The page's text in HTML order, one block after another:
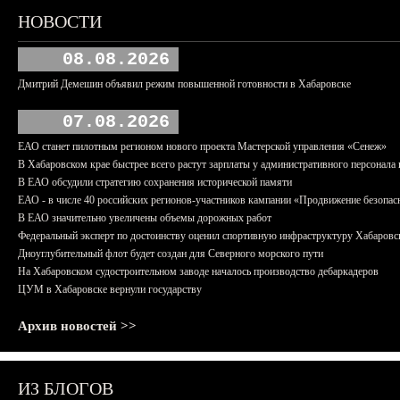
НОВОСТИ
08.08.2026
Дмитрий Демешин объявил режим повышенной готовности в Хабаровске
07.08.2026
ЕАО станет пилотным регионом нового проекта Мастерской управления «Сенеж»
В Хабаровском крае быстрее всего растут зарплаты у административного персонала
В ЕАО обсудили стратегию сохранения исторической памяти
ЕАО - в числе 40 российских регионов-участников кампании «Продвижение
В ЕАО значительно увеличены объемы дорожных работ
Федеральный эксперт по достоинству оценил спортивную инфраструктуру
Дноуглубительный флот будет создан для Северного морского пути
На Хабаровском судостроительном заводе началось производство дебаркадеров
ЦУМ в Хабаровске вернули государству
Архив новостей >>
ИЗ БЛОГОВ